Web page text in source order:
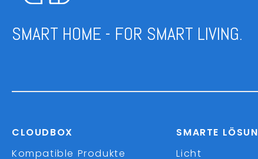
SMART HOME - FOR SMART LIVING.
CLOUDBOX
Kompatible Produkte
SMARTE
Licht